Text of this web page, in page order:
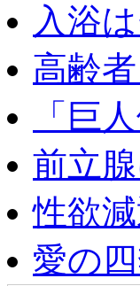
入浴
高齢
「巨
前立
性欲
愛の